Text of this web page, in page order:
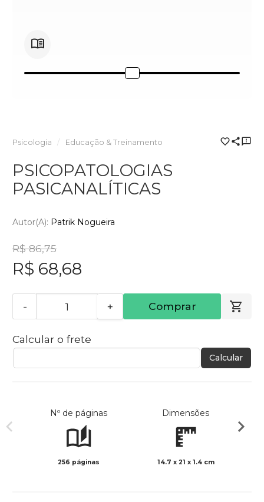
Psicologia Educação & Treinamento
PSICOPATOLOGIAS
PASICANALÍTICAS
Autor(a): Patrik Nogueira
R$ 86,75
R$ 68,68
- + Comprar
Calcular o frete
Calcular
Nº de páginas
256 páginas
Dimensões
14.7 x 21 x 1.4 cm